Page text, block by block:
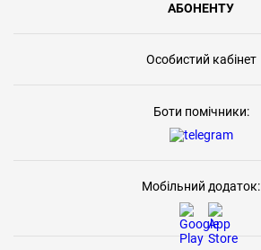
АБОНЕНТУ
Особистий кабінет
Боти помічники:
Мобільний додаток: